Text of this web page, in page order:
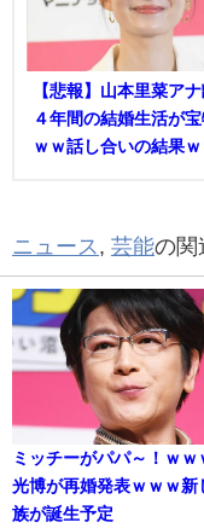
【悲報】山本里菜アナ
４年間の結婚生活が宝
ｗｗ話し合いの結果ｗ
ニュース 芸能の関
ミッチーがパパ～！ｗｗ
光博が再婚発表ｗｗｗ新
族が誕生予定